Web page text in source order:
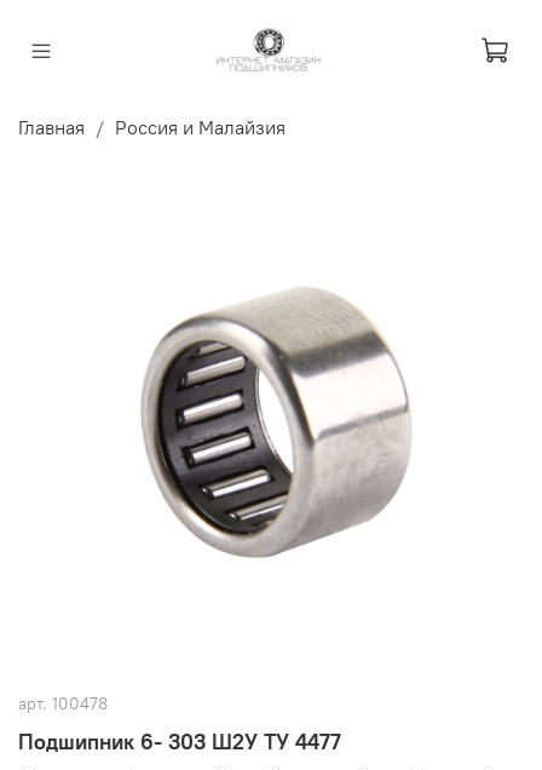
Главная Россия и Малайзия
арт. 100478
Подшипник 6- 303 Ш2У ТУ 4477